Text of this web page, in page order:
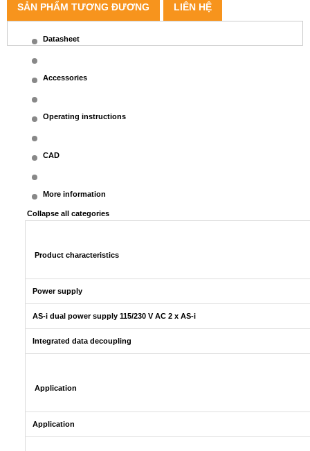
SẢN PHẨM TƯƠNG ĐƯƠNG LIÊN HỆ
Datasheet
Accessories
Operating instructions
CAD
More information
Collapse all categories
Product characteristics
Power supply
AS-i dual power supply 115/230 V AC 2 x AS-i
Integrated data decoupling
Application
Application